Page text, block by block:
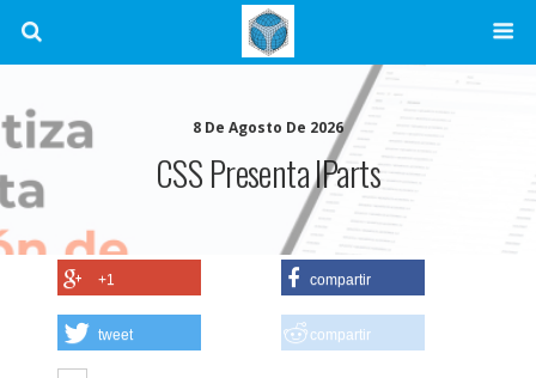
8 De Agosto De 2026
CSS Presenta IParts
+1 compartir
tweet compartir